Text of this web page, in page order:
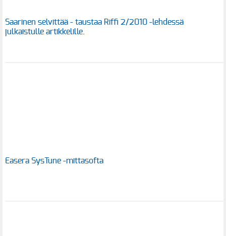
Saarinen selvittää - taustaa Riffi 2/2010 -lehdessä
julkaistulle artikkelille.
Easera SysTune -mittasofta